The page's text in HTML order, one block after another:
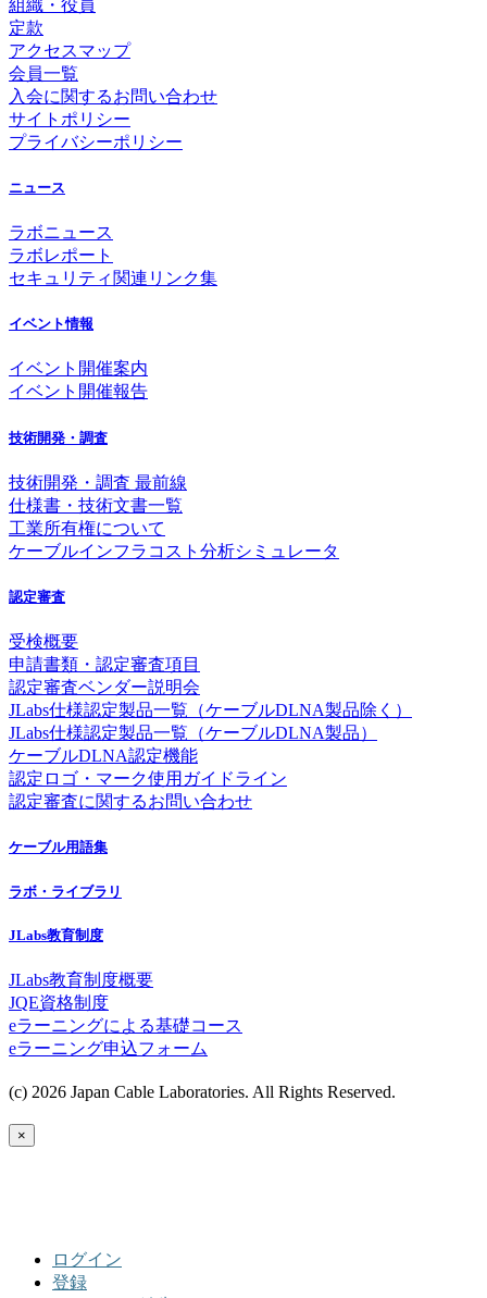
組織・役員
定款
アクセスマップ
会員一覧
入会に関するお問い合わせ
サイトポリシー
プライバシーポリシー
ニュース
ラボニュース
ラボレポート
セキュリティ関連リンク集
イベント情報
イベント開催案内
イベント開催報告
技術開発・調査
技術開発・調査 最前線
仕様書・技術文書一覧
工業所有権について
ケーブルインフラコスト分析シミュレータ
認定審査
受検概要
申請書類・認定審査項目
認定審査ベンダー説明会
JLabs仕様認定製品一覧（ケーブルDLNA製品除く）
JLabs仕様認定製品一覧（ケーブルDLNA製品）
ケーブルDLNA認定機能
認定ロゴ・マーク使用ガイドライン
認定審査に関するお問い合わせ
ケーブル用語集
ラボ・ライブラリ
JLabs教育制度
JLabs教育制度概要
JQE資格制度
eラーニングによる基礎コース
eラーニング申込フォーム
(c) 2026 Japan Cable Laboratories. All Rights Reserved.
×
ログイン
登録